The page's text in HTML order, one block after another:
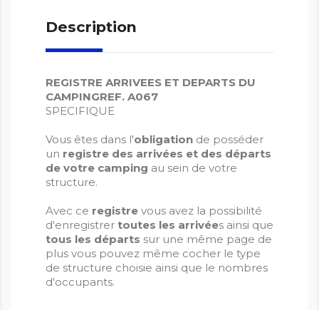
Description
REGISTRE ARRIVEES ET DEPARTS DU
CAMPINGREF. A067
SPECIFIQUE
Vous êtes dans l'obligation de posséder
un registre des arrivées et des départs
de votre camping au sein de votre
structure.
Avec ce registre vous avez la possibilité
d'enregistrer toutes les arrivées ainsi que
tous les départs sur une même page de
plus vous pouvez même cocher le type
de structure choisie ainsi que le nombres
d'occupants.